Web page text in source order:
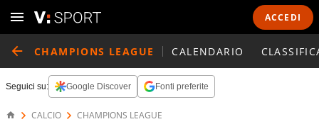
ACCEDI
CHAMPIONS LEAGUE CALENDARIO
Seguici su: Google Discover Fonti preferite
CALCIO CHAMPIONS LEAGUE